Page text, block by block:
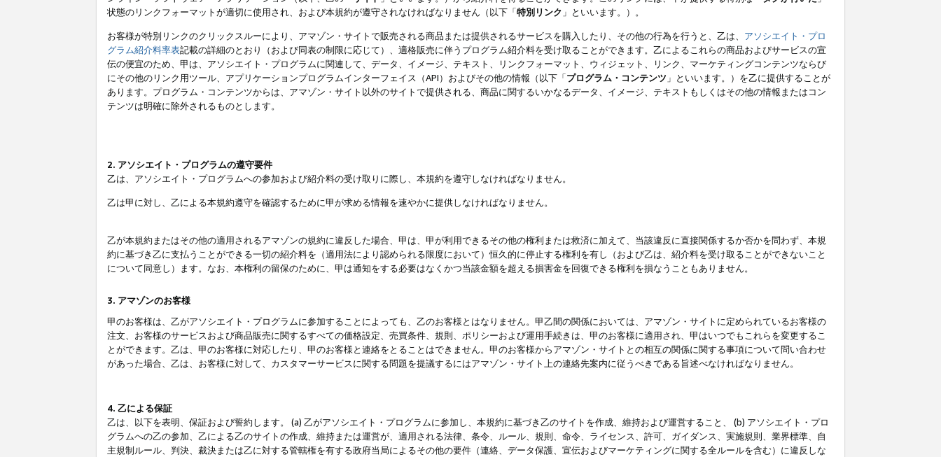
状態のリンクフォーマットが適切に使用され、および本規約が遵守されなければなりません（以下「特別リンク 」といいます。）。
お客様が特別リンクのクリックスルーにより、アマゾン・サイトで販売される商品または提供されるサービスを購入したり、その他の行為を行うと、乙は、 アソシエイト・プロ
グラム紹介料率表記載の詳細のとおり（および同表の制限に応じて）、適格販売に伴うプログラム紹介料を受け取ることができます。乙によるこれらの商品およびサービスの宣
伝の便宜のため、甲は、アソシエイト・プログラムに関連して、データ、イメージ、テキスト、リンクフォーマット、ウィジェット、リンク、マーケティングコンテンツならび
にその他のリンク用ツール、アプリケーションプログラムインターフェイス（API）およびその他の情報（以下「プログラム・コンテンツ 」といいます。）を乙に提供することが
あります。プログラム・コンテンツからは、アマゾン・サイト以外のサイトで提供される、商品に関するいかなるデータ、イメージ、テキストもしくはその他の情報またはコン
テンツは明確に除外されるものとします。
2. アソシエイト・プログラムの遵守要件
乙は、アソシエイト・プログラムへの参加および紹介料の受け取りに際し、本規約を遵守しなければなりません。
乙は甲に対し、乙による本規約遵守を確認するために甲が求める情報を速やかに提供しなければなりません。
乙が本規約またはその他の適用されるアマゾンの規約に違反した場合、甲は、甲が利用できるその他の権利または救済に加えて、当該違反に直接関係するか否かを問わず、本規
約に基づき乙に支払うことができる一切の紹介料を（適用法により認められる限度において）恒久的に停止する権利を有し（および乙は、紹介料を受け取ることができないこと
について同意し）ます。なお、本権利の留保のために、甲は通知をする必要はなくかつ当該金額を超える損害金を回復できる権利を損なうこともありません。
3. アマゾンのお客様
甲のお客様は、乙がアソシエイト・プログラムに参加することによっても、乙のお客様とはなりません。甲乙間の関係においては、アマゾン・サイトに定められているお客様の
注文、お客様のサービスおよび商品販売に関するすべての価格設定、売買条件、規則、ポリシーおよび運用手続きは、甲のお客様に適用され、甲はいつでもこれらを変更するこ
とができます。乙は、甲のお客様に対応したり、甲のお客様と連絡をとることはできません。甲のお客様からアマゾン・サイトとの相互の関係に関する事項について問い合わせ
があった場合、乙は、お客様に対して、カスタマーサービスに関する問題を提議するにはアマゾン・サイト上の連絡先案内に従うべきである旨述べなければなりません。
4. 乙による保証
乙は、以下を表明、保証および誓約します。 (a) 乙がアソシエイト・プログラムに参加し、本規約に基づき乙のサイトを作成、維持および運営すること、 (b) アソシエイト・プロ
グラムへの乙の参加、乙による乙のサイトの作成、維持または運営が、適用される法律、条令、ルール、規則、命令、ライセンス、許可、ガイダンス、実施規則、業界標準、自
主規制ルール、判決、裁決または乙に対する管轄権を有する政府当局によるその他の要件（連絡、データ保護、宣伝およびマーケティングに関する全ルールを含む）に違反しな